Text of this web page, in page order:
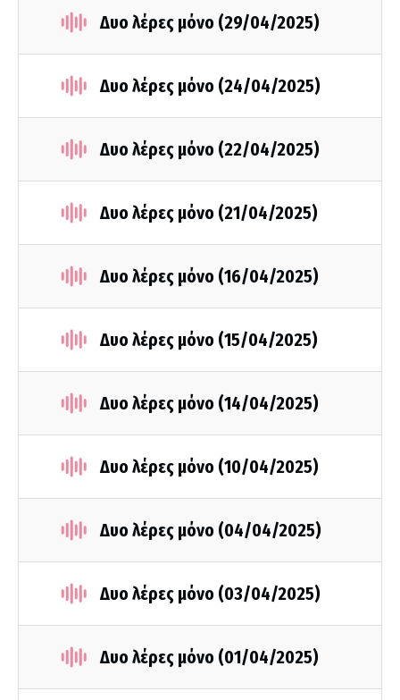
Δυο λέρες μόνο (29/04/2025)
Δυο λέρες μόνο (24/04/2025)
Δυο λέρες μόνο (22/04/2025)
Δυο λέρες μόνο (21/04/2025)
Δυο λέρες μόνο (16/04/2025)
Δυο λέρες μόνο (15/04/2025)
Δυο λέρες μόνο (14/04/2025)
Δυο λέρες μόνο (10/04/2025)
Δυο λέρες μόνο (04/04/2025)
Δυο λέρες μόνο (03/04/2025)
Δυο λέρες μόνο (01/04/2025)